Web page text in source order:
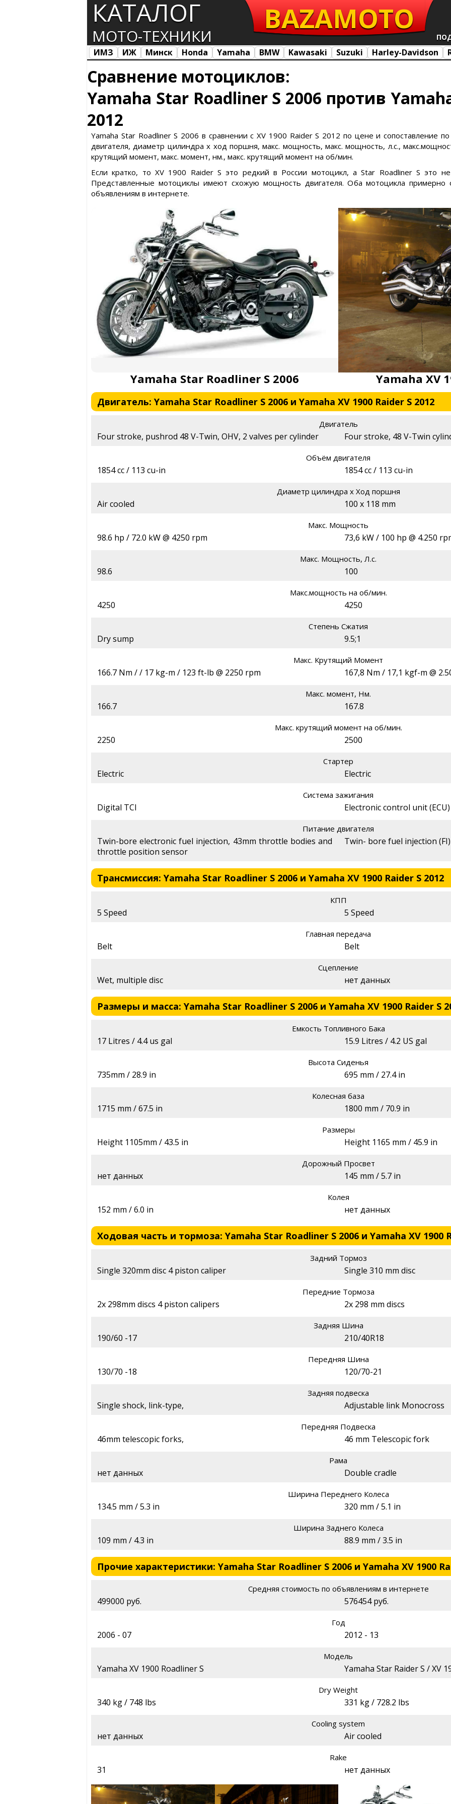
КАТАЛОГ
МОТО-ТЕХНИКИ
BAZAMOTO
ИМЗ ИЖ Минск Honda Yamaha BMW Kawasaki Suzuki Harley-Davidson
Сравнение мотоциклов:
Yamaha Star Roadliner S 2006 против
2012
Yamaha Star Roadliner S 2006 в сравнении с XV 1900 Raider S 2012 по цене и сопоставление
двигателя, диаметр цилиндра х ход поршня, макс. мощность, макс. мощность, л.с.,
крутящий момент, макс. момент, нм., макс. крутящий момент на об/мин.
Если кратко, то XV 1900 Raider S это редкий в России мотоцикл, а Star Roadliner S это
Представленные мотоциклы имеют схожую мощность двигателя. Оба мотоцикла примерно
объявлениям в интернете.
Yamaha Star Roadliner S 2006 Yamaha XV
Двигатель: Yamaha Star Roadliner S 2006 и Yamaha XV 1900 Raider S 2012
Двигатель
Four stroke, pushrod 48 V-Twin, OHV, 2 valves per cylinder Four stroke, 48 V-Twin
Объём двигателя
1854 cc / 113 cu-in 1854 cc / 113 cu-in
Диаметр цилиндра х Ход поршня
Air cooled 100 x 118 mm
Макс. Мощность
98.6 hp / 72.0 kW @ 4250 rpm 73,6 kW / 100 hp @ 4.250
Макс. Мощность, Л.с.
98.6 100
Макс.мощность на об/мин.
4250 4250
Степень Сжатия
Dry sump 9.5;1
Макс. Крутящий Момент
166.7 Nm / / 17 kg-m / 123 ft-lb @ 2250 rpm 167,8 Nm / 17,1 kgf-m @
Макс. момент, Нм.
166.7 167.8
Макс. крутящий момент на об/мин.
2250 2500
Стартер
Electric Electric
Система зажигания
Digital TCI Electronic control unit (ECU)
Питание двигателя
Twin-bore electronic fuel injection, 43mm throttle bodies and
throttle position sensor
Twin- bore fuel injection (FI)
Трансмиссия: Yamaha Star Roadliner S 2006 и Yamaha XV 1900 Raider S 2012
КПП
5 Speed 5 Speed
Главная передача
Belt Belt
Сцепление
Wet, multiple disc нет данных
Размеры и масса: Yamaha Star Roadliner S 2006 и Yamaha XV 1900 Raider S
Емкость Топливного Бака
17 Litres / 4.4 us gal 15.9 Litres / 4.2 US gal
Высота Сиденья
735mm / 28.9 in 695 mm / 27.4 in
Колесная база
1715 mm / 67.5 in 1800 mm / 70.9 in
Размеры
Height 1105mm / 43.5 in Height 1165 mm / 45.9 in
Дорожный Просвет
нет данных 145 mm / 5.7 in
Колея
152 mm / 6.0 in нет данных
Ходовая часть и тормоза: Yamaha Star Roadliner S 2006 и Yamaha XV 1900
Задний Тормоз
Single 320mm disc 4 piston caliper Single 310 mm disc
Передние Тормоза
2x 298mm discs 4 piston calipers 2x 298 mm discs
Задняя Шина
190/60 -17 210/40R18
Передняя Шина
130/70 -18 120/70-21
Задняя подвеска
Single shock, link-type, Adjustable link Monocross
Передняя Подвеска
46mm telescopic forks, 46 mm Telescopic fork
Рама
нет данных Double cradle
Ширина Переднего Колеса
134.5 mm / 5.3 in 320 mm / 5.1 in
Ширина Заднего Колеса
109 mm / 4.3 in 88.9 mm / 3.5 in
Прочие характеристики: Yamaha Star Roadliner S 2006 и Yamaha XV 1900
Средняя стоимость по объявлениям в интернете
499000 руб. 576454 руб.
Год
2006 - 07 2012 - 13
Модель
Yamaha XV 1900 Roadliner S Yamaha Star Raider S / XV
Dry Weight
340 kg / 748 lbs 331 kg / 728.2 lbs
Cooling system
нет данных Air cooled
Rake
31 нет данных